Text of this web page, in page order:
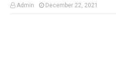
Admin December 22, 2021